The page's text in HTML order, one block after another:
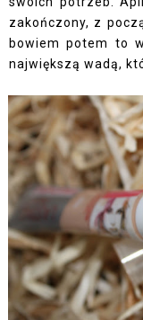
zakończony, z
bowiem potem to
największą wadą,